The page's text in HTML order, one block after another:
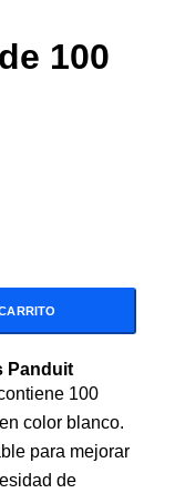
100
Panduit
100
color blanco.
para mejorar
de